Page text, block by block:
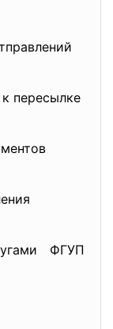
пересылке
ФГУП